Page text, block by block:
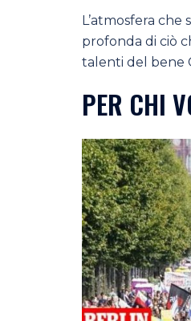
L’atmosfera
profonda di ciò
talenti del bene
PER CHI